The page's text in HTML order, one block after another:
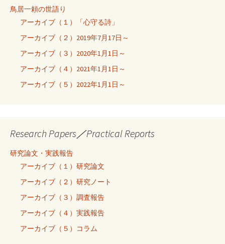
鳥居一頼の世語り
アーカイブ（１）「心守る詩」
アーカイブ（２）2019年7月17日～
アーカイブ（３）2020年1月1日～
アーカイブ（４）2021年1月1日～
アーカイブ（５）2022年1月1日～
Research Papers／Practical Reports
研究論文・実践報告
アーカイブ（１）研究論文
アーカイブ（２）研究ノート
アーカイブ（３）調査報告
アーカイブ（４）実践報告
アーカイブ（５）コラム